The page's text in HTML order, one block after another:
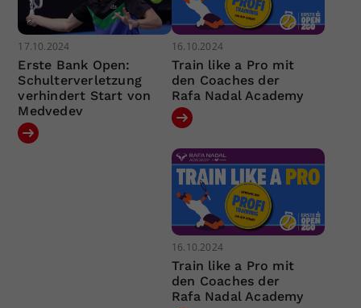
17.10.2024
Erste Bank Open:
Schulterverletzung
verhindert Start von
Medvedev
16.10.2024
Train like a Pro mit
den Coaches der
Rafa Nadal Academy
16.10.2024
Train like a Pro mit
den Coaches der
Rafa Nadal Academy